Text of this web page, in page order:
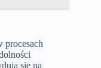
procesach
się na